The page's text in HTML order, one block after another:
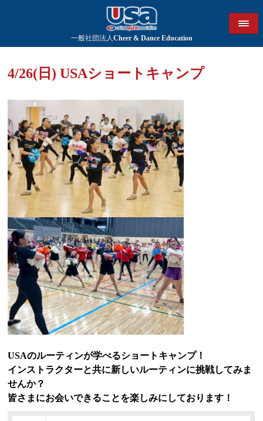
一般社団法人 Cheer & Dance Education
4/26(日) USAショートキャンプ
USAのルーティンが学べるショートキャンプ！
インストラクターと共に新しいルーティンに挑戦してみま
せんか？
皆さまにお会いできることを楽しみにしております！